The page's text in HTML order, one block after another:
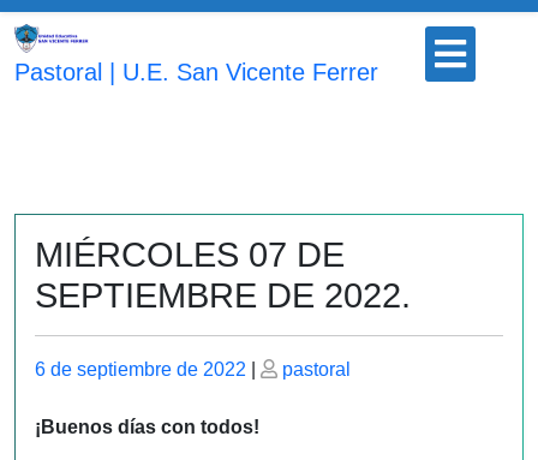
Saltar
contenido
Pastoral | U.E. San Vicente Ferrer
Botón
abrir
MIÉRCOLES 07 DE
SEPTIEMBRE DE 2022.
Publicado
6 de septiembre de 2022
Publicado
pastoral
¡Buenos días con todos!